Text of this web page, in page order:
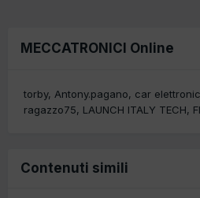
MECCATRONICI Online
torby Antony.pagano car elettronic
ragazzo75
LAUNCH ITALY TECH
Contenuti simili